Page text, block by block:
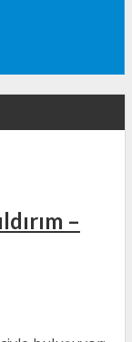
–